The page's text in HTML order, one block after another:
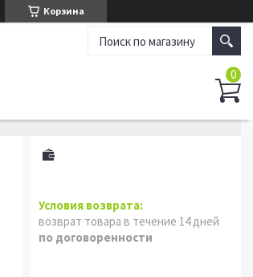
Корзина
возврат товара в течение 14 дней
по договоренности